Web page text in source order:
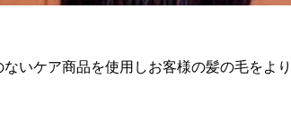
いケア商品を使用しお客様の髪の毛をよ